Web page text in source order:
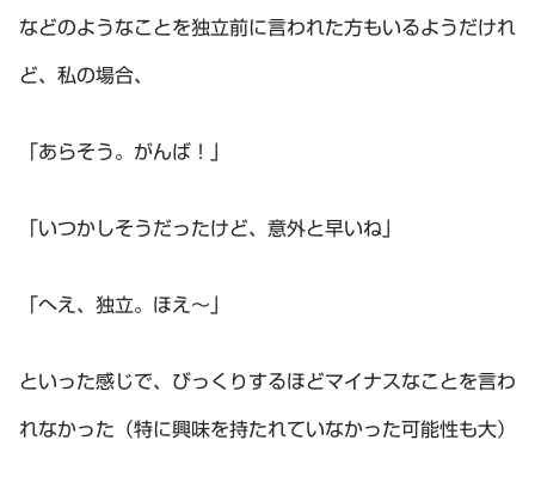
などのようなことを独立前に言われた方もいるようだけれ
ど、私の場合、
「あらそう。がんば！」
「いつかしそうだったけど、意外と早いね」
「へえ、独立。ほえ～」
といった感じで、びっくりするほどマイナスなことを言わ
れなかった（特に興味を持たれていなかった可能性も大）